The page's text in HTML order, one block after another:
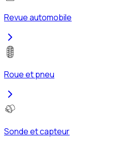
Revue automobile
Roue et pneu
Sonde et capteur